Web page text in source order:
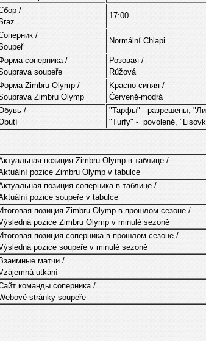
/
17:00
/
Normální Chlapi
соперника /
soupeře
Розовая /
Růžová
Zimbru Olymp /
Zimbru Olymp
Kрасно-синяя /
Červeně-modrá
/
"Тарфы" - разрешены,
"Turfy" - povolené,
позиция Zimbru Olymp в таблице /
pozice Zimbru Olymp v tabulce
позиция соперника в таблице /
pozice soupeře v tabulce
Итоговая позиция Zimbru Olymp в прошлом сезоне /
pozice Zimbru Olymp v minulé sezoně
Итоговая позиция соперника в прошлом сезоне /
pozice soupeře v minulé sezoně
Взаимные матчи /
utkání
команды соперника /
stránky soupeře